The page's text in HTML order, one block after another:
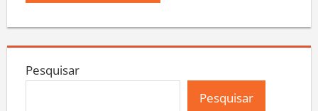
Pesquisar
Pesquisar